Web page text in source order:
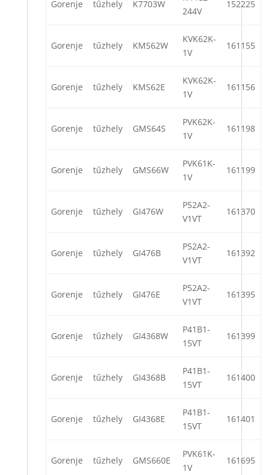
Gorenje tűzhely K7703W
244V
152225
Gorenje tűzhely KMS62W
KVK62K-
1V
161155
Gorenje tűzhely KMS62E
KVK62K-
1V
161156
Gorenje tűzhely GMS64S
PVK62K-
1V
161198
Gorenje tűzhely GMS66W
PVK61K-
1V
161199
Gorenje tűzhely GI476W
P52A2-
V1VT
161370
Gorenje tűzhely GI476B
P52A2-
V1VT
161392
Gorenje tűzhely GI476E
P52A2-
V1VT
161395
Gorenje tűzhely GI4368W
P41B1-
15VT
161399
Gorenje tűzhely GI4368B
P41B1-
15VT
161400
Gorenje tűzhely GI4368E
P41B1-
15VT
161401
Gorenje tűzhely GMS660E
PVK61K-
1V
161695